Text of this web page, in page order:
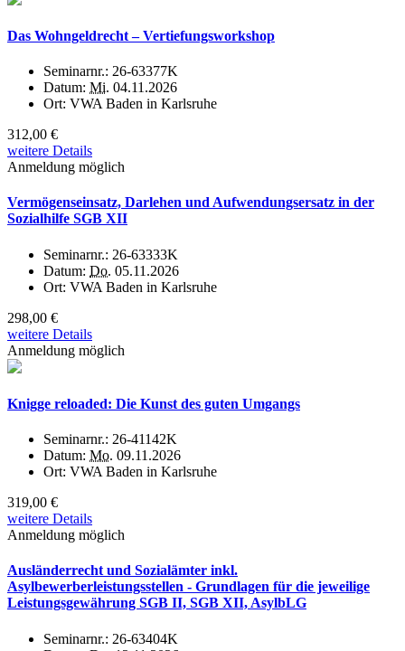
Das Wohngeldrecht – Vertiefungsworkshop
Seminarnr.: 26-63377K
Datum: Mi. 04.11.2026
Ort: VWA Baden in Karlsruhe
312,00 €
weitere Details
Anmeldung möglich
Vermögenseinsatz, Darlehen und Aufwendungsersatz in der
Sozialhilfe SGB XII
Seminarnr.: 26-63333K
Datum: Do. 05.11.2026
Ort: VWA Baden in Karlsruhe
298,00 €
weitere Details
Anmeldung möglich
Knigge reloaded: Die Kunst des guten Umgangs
Seminarnr.: 26-41142K
Datum: Mo. 09.11.2026
Ort: VWA Baden in Karlsruhe
319,00 €
weitere Details
Anmeldung möglich
Ausländerrecht und Sozialämter inkl.
Asylbewerberleistungsstellen - Grundlagen für die jeweilige
Leistungsgewährung SGB II, SGB XII, AsylbLG
Seminarnr.: 26-63404K